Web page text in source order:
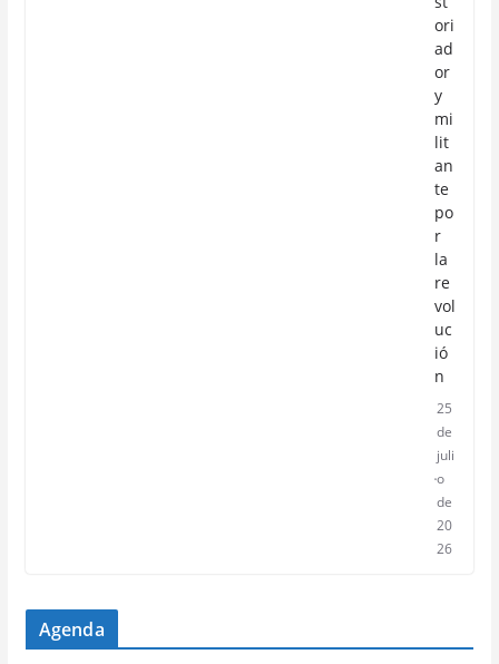
ori
ad
or
y
mi
lit
an
te
po
r
la
re
vol
uc
ió
n
25
de
juli
o
de
20
26
Agenda